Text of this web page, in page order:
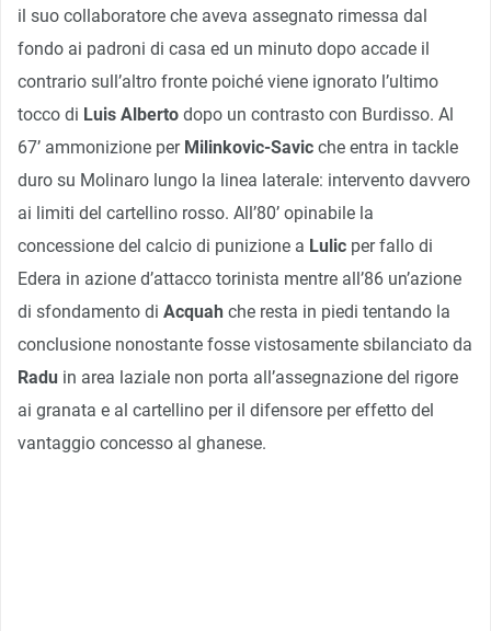
il suo collaboratore che aveva assegnato rimessa dal
fondo ai padroni di casa ed un minuto dopo accade il
contrario sull’altro fronte poiché viene ignorato l’ultimo
tocco di Luis Alberto dopo un contrasto con Burdisso. Al
67’ ammonizione per Milinkovic-Savic che entra in tackle
duro su Molinaro lungo la linea laterale: intervento davvero
ai limiti del cartellino rosso. All’80’ opinabile la
concessione del calcio di punizione a Lulic per fallo di
Edera in azione d’attacco torinista mentre all’86 un’azione
di sfondamento di Acquah che resta in piedi tentando la
conclusione nonostante fosse vistosamente sbilanciato da
Radu in area laziale non porta all’assegnazione del rigore
ai granata e al cartellino per il difensore per effetto del
vantaggio concesso al ghanese.